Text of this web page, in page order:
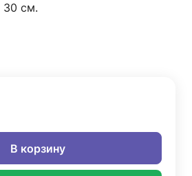
30 см.
В корзину